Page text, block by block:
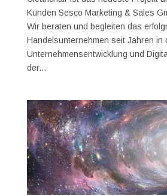
Kunden Sesco Marketing & Sales
Wir beraten und begleiten das
Handelsunternehmen seit Jahren in
Unternehmensentwicklung und
der...